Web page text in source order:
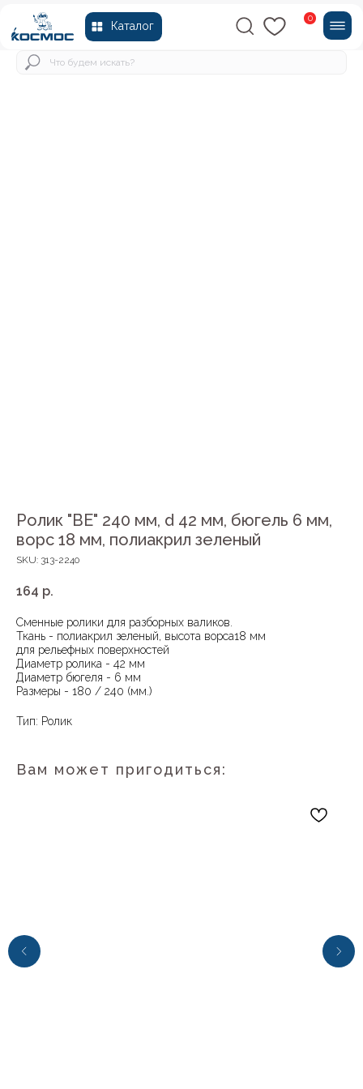
Каталог
Ролик "BE" 240 мм, d 42 мм, бюгель 6 мм,
ворс 18 мм, полиакрил зеленый
SKU: 313-2240
164 р.
Сменные ролики для разборных валиков.
Ткань - полиакрил зеленый, высота ворса18 мм
для рельефных поверхностей
Диаметр ролика - 42 мм
Диаметр бюгеля - 6 мм
Размеры - 180 / 240 (мм.)
Тип: Ролик
Вам может пригодиться: